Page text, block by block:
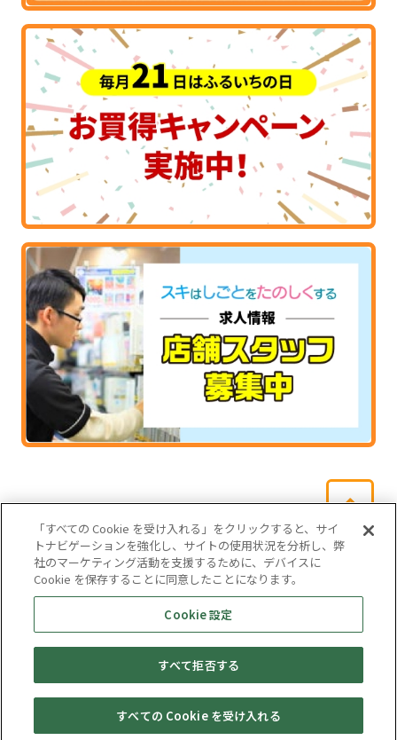
会社概要
サイトマップ
お問い合わせ
個人情報保護方針
株式会社テイツー
埼玉県公安委員会許可 第431100002846号
© TAYTWO CO,.LTD.
店舗一覧 Web予約 宅配買取
「すべての Cookie を受け入れる」をクリックすると、サイ
トナビゲーションを強化し、サイトの使用状況を分析し、弊
社のマーケティング活動を支援するために、デバイスに
Cookie を保存することに同意したことになります。
Cookie 設定
すべて拒否する
すべての Cookie を受け入れる